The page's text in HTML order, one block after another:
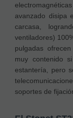
avanzado disipa
carcasa,
ventiladores)
pulgadas
muy contenido
estantería, pero
soportes de